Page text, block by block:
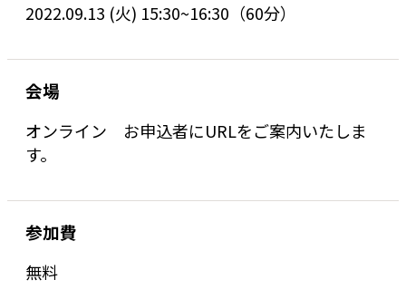
2022.09.13 (火) 15:30~16:30（60分）
会場
オンライン お申込者にURLをご案内いたしま
す。
参加費
無料